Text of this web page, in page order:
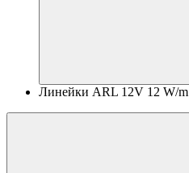
Линейки ARL 12V 12 W/m